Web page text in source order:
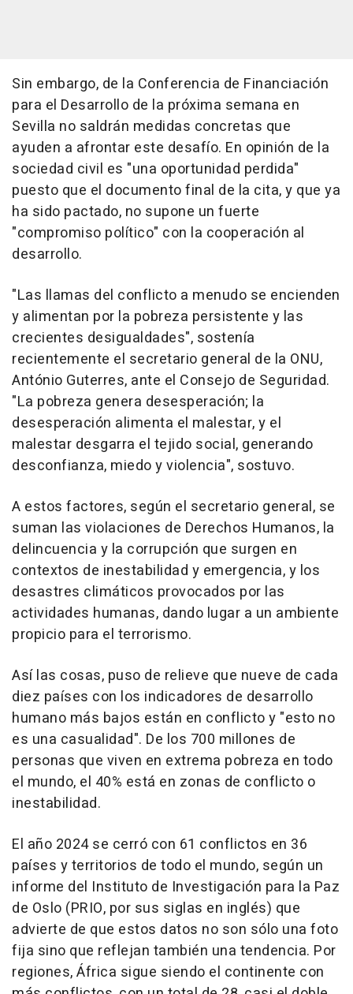
Sin embargo, de la Conferencia de Financiación
para el Desarrollo de la próxima semana en
Sevilla no saldrán medidas concretas que
ayuden a afrontar este desafío. En opinión de la
sociedad civil es "una oportunidad perdida"
puesto que el documento final de la cita, y que ya
ha sido pactado, no supone un fuerte
"compromiso político" con la cooperación al
desarrollo.
"Las llamas del conflicto a menudo se encienden
y alimentan por la pobreza persistente y las
crecientes desigualdades", sostenía
recientemente el secretario general de la ONU,
António Guterres, ante el Consejo de Seguridad.
"La pobreza genera desesperación; la
desesperación alimenta el malestar, y el
malestar desgarra el tejido social, generando
desconfianza, miedo y violencia", sostuvo.
A estos factores, según el secretario general, se
suman las violaciones de Derechos Humanos, la
delincuencia y la corrupción que surgen en
contextos de inestabilidad y emergencia, y los
desastres climáticos provocados por las
actividades humanas, dando lugar a un ambiente
propicio para el terrorismo.
Así las cosas, puso de relieve que nueve de cada
diez países con los indicadores de desarrollo
humano más bajos están en conflicto y "esto no
es una casualidad". De los 700 millones de
personas que viven en extrema pobreza en todo
el mundo, el 40% está en zonas de conflicto o
inestabilidad.
El año 2024 se cerró con 61 conflictos en 36
países y territorios de todo el mundo, según un
informe del Instituto de Investigación para la Paz
de Oslo (PRIO, por sus siglas en inglés) que
advierte de que estos datos no son sólo una foto
fija sino que reflejan también una tendencia. Por
regiones, África sigue siendo el continente con